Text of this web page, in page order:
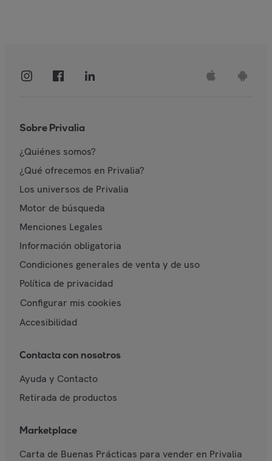
Sobre Privalia
¿Quiénes somos?
¿Qué ofrecemos en Privalia?
Los universos de Privalia
Motor de búsqueda
Menciones Legales
Información obligatoria
Condiciones generales de venta y de uso
Política de privacidad
Configurar mis cookies
Accesibilidad
Contacta con nosotros
Ayuda y Contacto
Retirada de productos
Marketplace
Carta de Buenas Prácticas para vender en Privalia